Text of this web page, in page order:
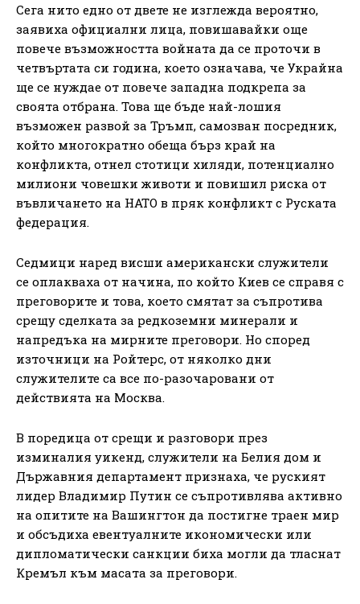
Сега нито едно от двете не изглежда вероятно,
заявиха официални лица, повишавайки още
повече възможността войната да се проточи в
четвъртата си година, което означава, че Украйна
ще се нуждае от повече западна подкрепа за
своята отбрана. Това ще бъде най-лошия
възможен развой за Тръмп, самозван посредник,
който многократно обеща бърз край на
конфликта, отнел стотици хиляди, потенциално
милиони човешки животи и повишил риска от
въвличането на НАТО в пряк конфликт с Руската
федерация.
Седмици наред висши американски служители
се оплакваха от начина, по който Киев се справя с
преговорите и това, което смятат за съпротива
срещу сделката за редкоземни минерали и
напредъка на мирните преговори. Но според
източници на Ройтерс, от няколко дни
служителите са все по-разочаровани от
действията на Москва.
В поредица от срещи и разговори през
изминалия уикенд, служители на Белия дом и
Държавния департамент признаха, че руският
лидер Владимир Путин се съпротивлява активно
на опитите на Вашингтон да постигне траен мир
и обсъдиха евентуалните икономически или
дипломатически санкции биха могли да тласнат
Кремъл към масата за преговори.